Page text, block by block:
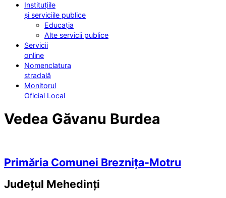
Instituțiile
și serviciile publice
Educația
Alte servicii publice
Servicii
online
Nomenclatura
stradală
Monitorul
Oficial Local
Vedea Găvanu Burdea
Primăria Comunei Breznița-Motru
Județul Mehedinți